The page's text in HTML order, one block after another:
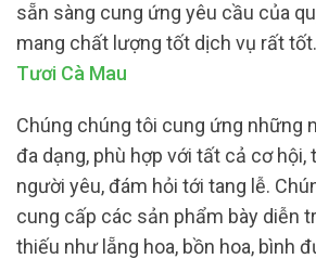
sẵn sàng cung ứng yêu cầu của
mang chất lượng tốt dịch vụ rất tốt.
Tươi Cà Mau
Chúng chúng tôi cung ứng những
đa dạng, phù hợp với tất cả cơ hội,
người yêu, đám hỏi tới tang lễ.
cung cấp các sản phẩm bày diễn
thiếu như lẵng hoa, bồn hoa, bình